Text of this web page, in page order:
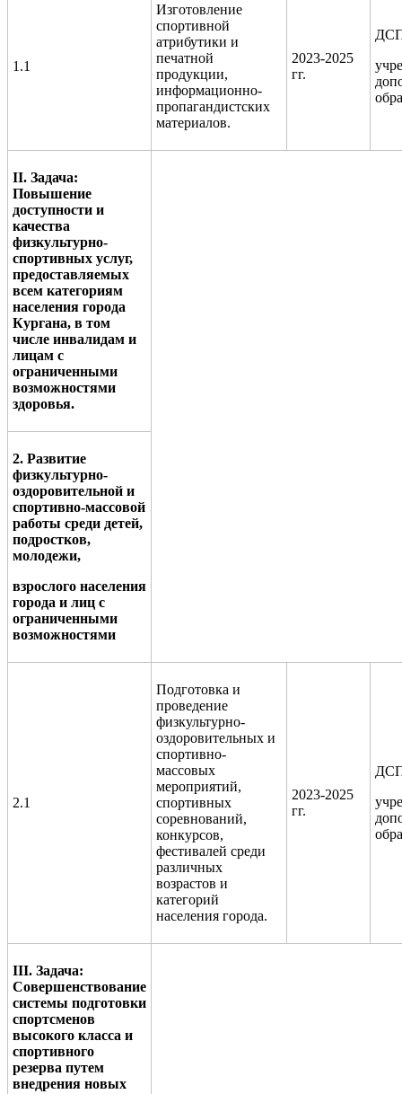
1.1
Изготовление
спортивной
атрибутики и
печатной
продукции,
информационно-
пропагандистских
материалов.
2023-2025
гг.
II. Задача:
Повышение
доступности и
качества
физкультурно-
спортивных услуг,
предоставляемых
всем категориям
населения города
Кургана, в том
числе инвалидам и
лицам с
ограниченными
возможностями
здоровья.
2. Развитие
физкультурно-
оздоровительной и
спортивно-массовой
работы среди детей,
подростков,
молодежи,
взрослого населения
города и лиц с
ограниченными
возможностями
2.1
Подготовка и
проведение
физкультурно-
оздоровительных и
спортивно-
массовых
мероприятий,
спортивных
соревнований,
конкурсов,
фестивалей среди
различных
возрастов и
категорий
населения города.
2023-2025
гг.
III. Задача:
Совершенствование
системы подготовки
спортсменов
высокого класса и
спортивного
резерва путем
внедрения новых